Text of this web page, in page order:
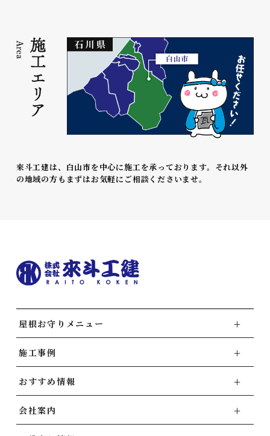
來斗工建は、白山市を中心に施工を承っております。それ以外
の地域の方もまずはお気軽にご相談くださいませ。
屋根お守りメニュー
施工事例
おすすめ情報
会社案内